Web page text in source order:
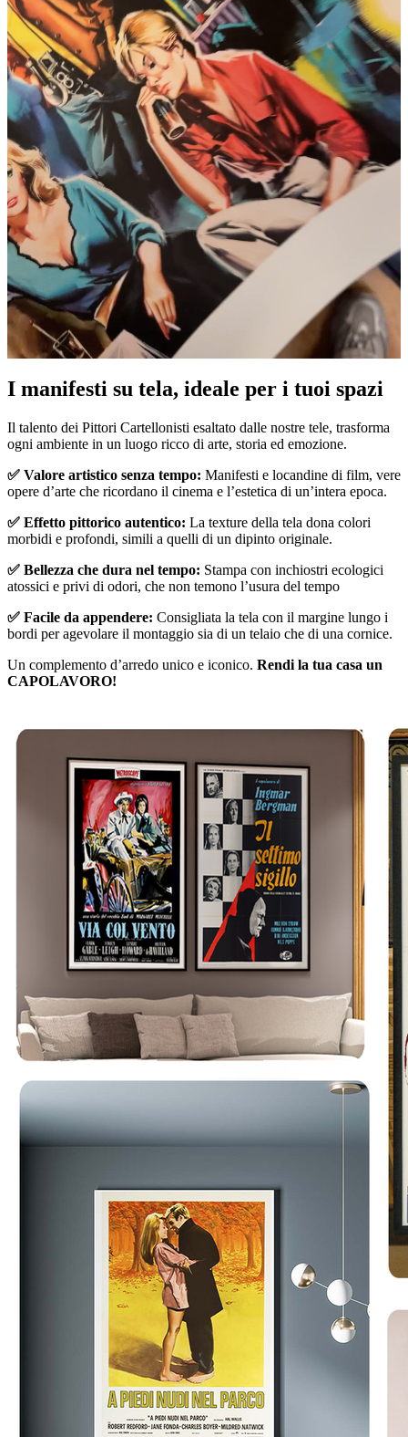
I manifesti su tela, ideale per i tuoi spazi
Il talento dei Pittori Cartellonisti esaltato dalle nostre tele, trasforma
ogni ambiente in un luogo ricco di arte, storia ed emozione.
✅ Valore artistico senza tempo: Manifesti e locandine di film, vere
opere d’arte che ricordano il cinema e l’estetica di un’intera epoca.
✅ Effetto pittorico autentico: La texture della tela dona colori
morbidi e profondi, simili a quelli di un dipinto originale.
✅ Bellezza che dura nel tempo: Stampa con inchiostri ecologici
atossici e privi di odori, che non temono l’usura del tempo
✅ Facile da appendere: Consigliata la tela con il margine lungo i
bordi per agevolare il montaggio sia di un telaio che di una cornice.
Un complemento d’arredo unico e iconico. Rendi la tua casa un
CAPOLAVORO!